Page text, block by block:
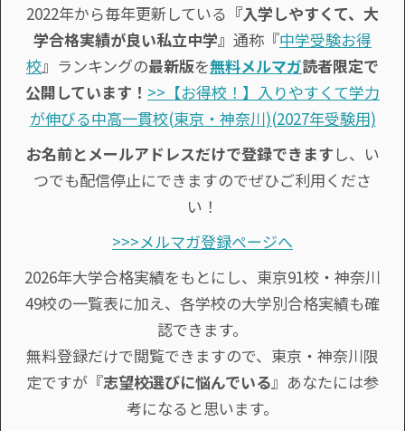
2022年から毎年更新している 『入学しやすくて、大
学合格実績が良い私立中学』 通称『中学受験お得
校』ランキングの最新版を無料メルマガ読者限定で
公開しています！ >>【お得校！】入りやすくて学力
が伸びる中高一貫校(東京・神奈川)(2027年受験用)
お名前とメールアドレスだけで登録できます し、い
つでも配信停止にできますのでぜひご利用くださ
い！
>>>メルマガ登録ページへ
2026年大学合格実績をもとにし、東京91校・神奈川
49校の一覧表に加え、各学校の大学別合格実績も確
認できます。
無料登録だけで閲覧できますので、東京・神奈川限
定ですが『志望校選びに悩んでいる』あなたには参
考になると思います。